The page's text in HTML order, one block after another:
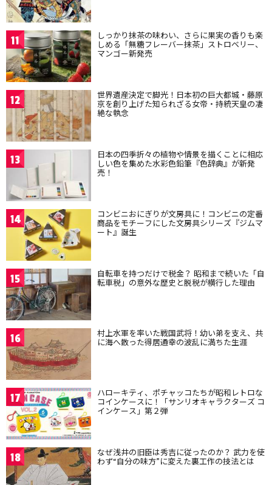
11 しっかり抹茶の味わい、さらに果実の香りも楽
しめる「無糖フレーバー抹茶」ストロベリー、
マンゴー新発売
12 世界遺産決定で脚光！日本初の巨大都城・藤原
京を創り上げた知られざる女帝・持統天皇の凄
絶な執念
13 日本の四季折々の植物や情景を描くことに相応
しい色を集めた水彩色鉛筆『色辞典』が新発
売！
14 コンビニおにぎりが文房具に！コンビニの定番
商品をモチーフにした文房具シリーズ『ジムマ
ート』誕生
15 自転車を持つだけで税金？ 昭和まで続いた「自
転車税」の意外な歴史と脱税が横行した理由
16 村上水軍を率いた戦国武将！幼い弟を支え、共
に海へ散った得居通幸の波乱に満ちた生涯
17 ハローキティ、ポチャッコたちが昭和レトロな
コインケースに！「サンリオキャラクターズ コ
インケース」第２弾
18 なぜ浅井の旧臣は秀吉に従ったのか？ 武力を使
わず“自分の味方”に変えた裏工作の技法とは